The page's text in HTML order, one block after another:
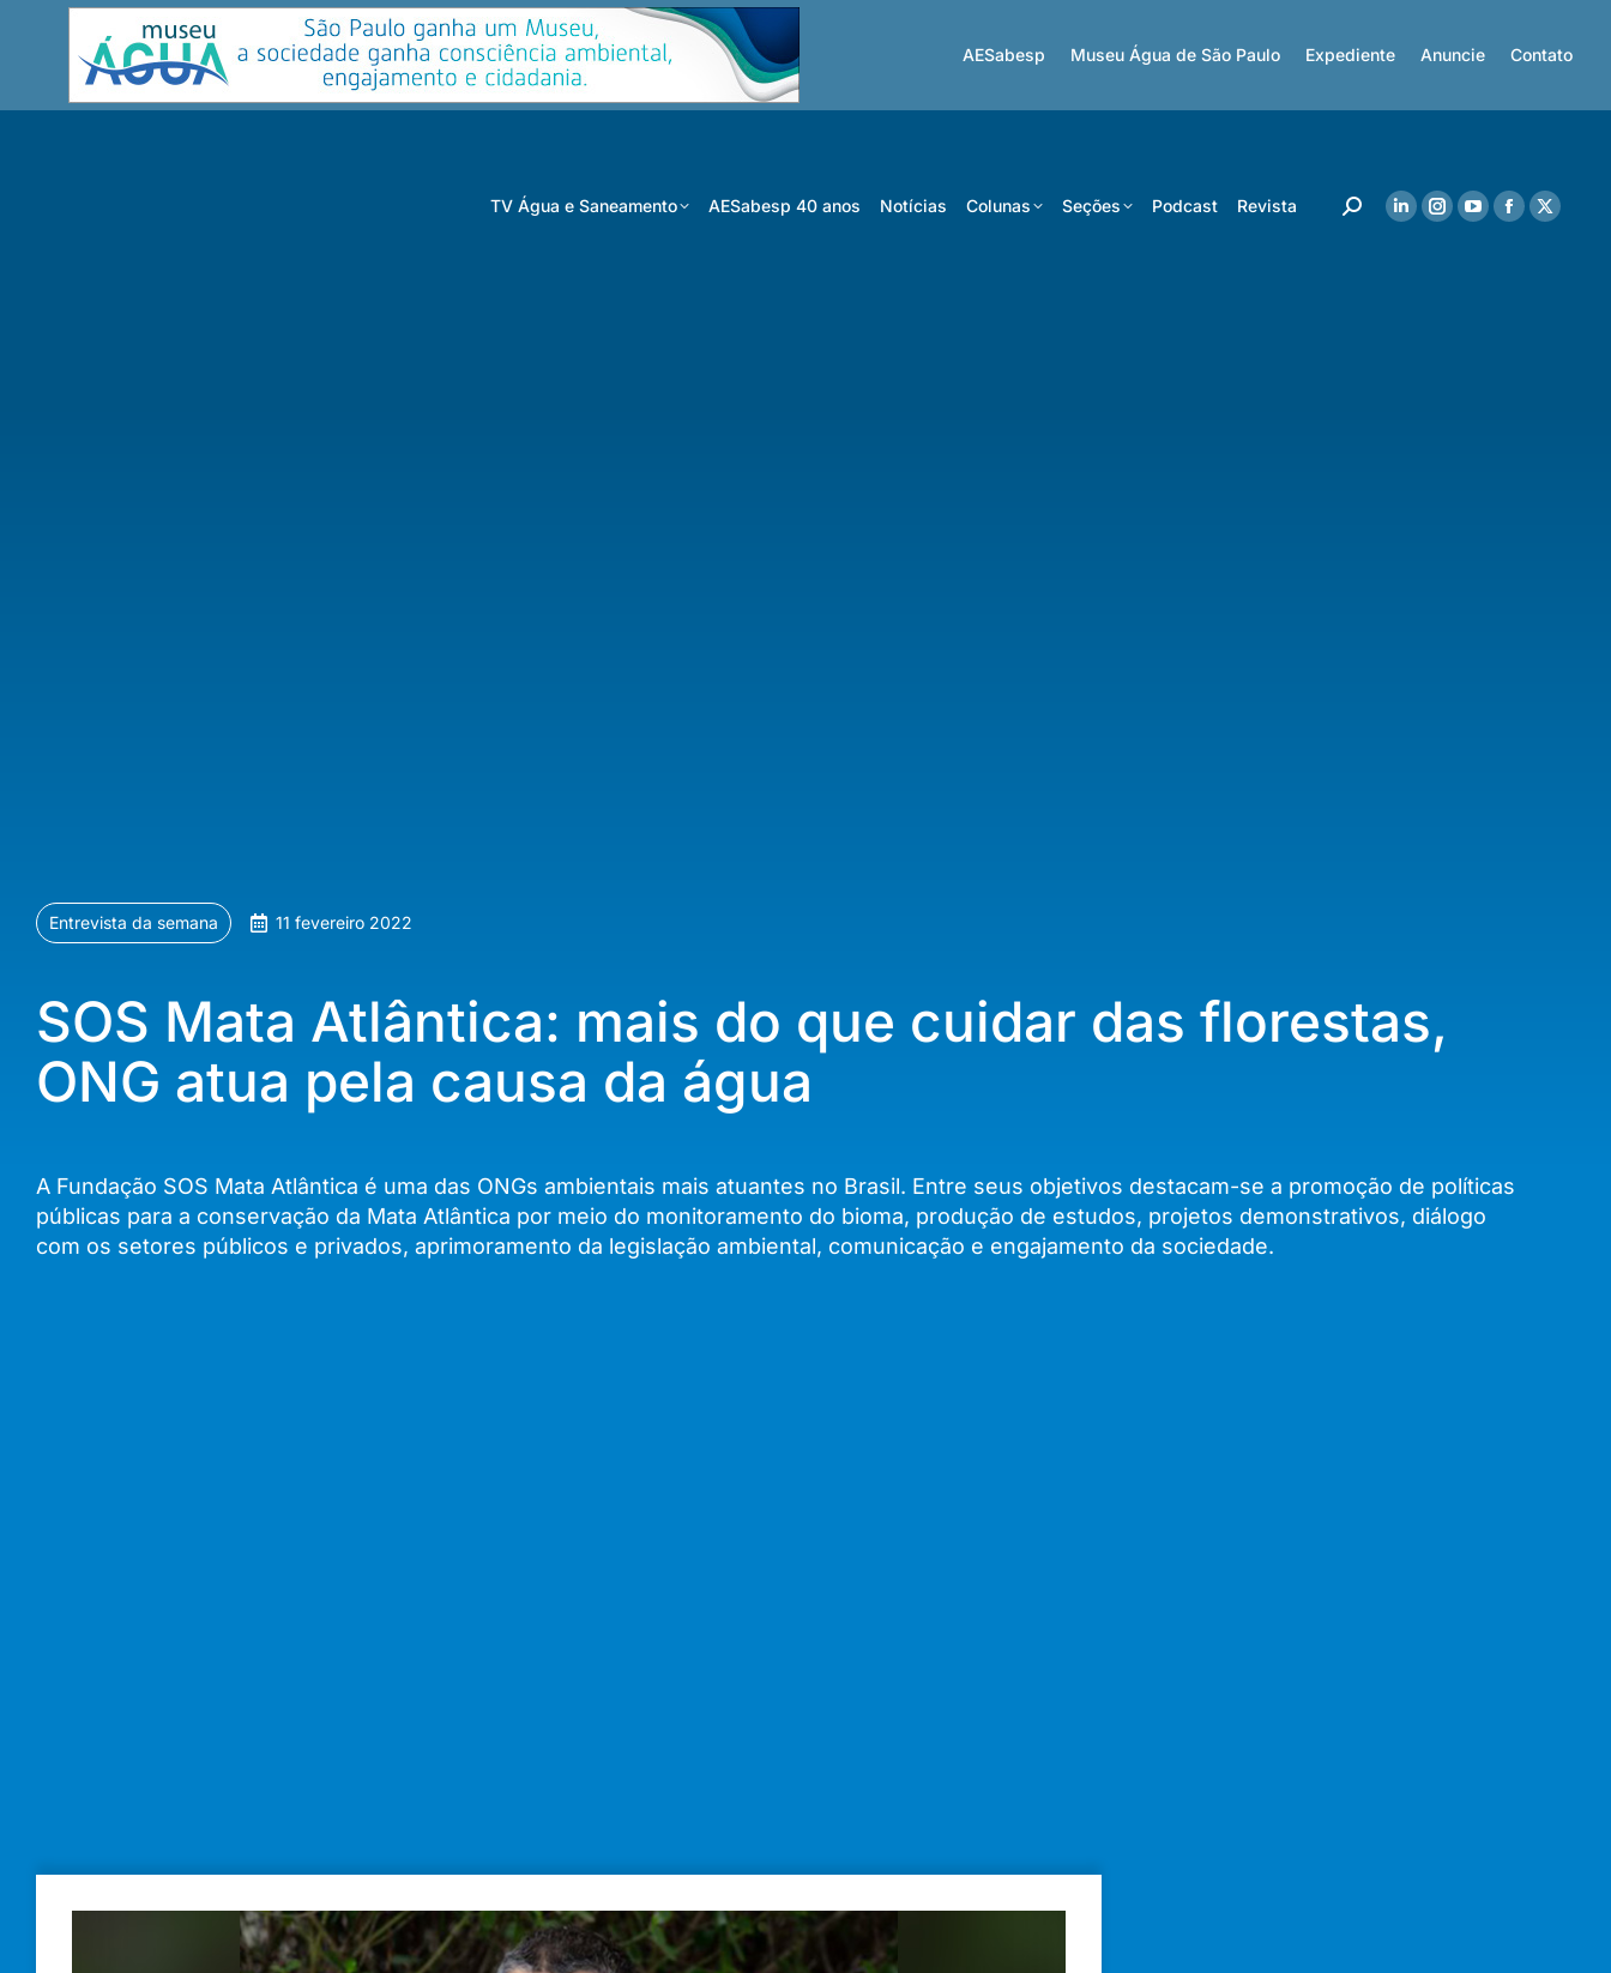
AESabesp Museu Água de São Paulo Expediente Anuncie Contato
TV Água e Saneamento AESabesp 40 anos Notícias Colunas Seções Podcast Revista
Entrevista da semana 11 fevereiro 2022
SOS Mata Atlântica: mais do que cuidar das florestas,
ONG atua pela causa da água
A Fundação SOS Mata Atlântica é uma das ONGs ambientais mais atuantes no Brasil. Entre seus objetivos destacam-se a promoção de políticas
públicas para a conservação da Mata Atlântica por meio do monitoramento do bioma, produção de estudos, projetos demonstrativos, diálogo
com os setores públicos e privados, aprimoramento da legislação ambiental, comunicação e engajamento da sociedade.